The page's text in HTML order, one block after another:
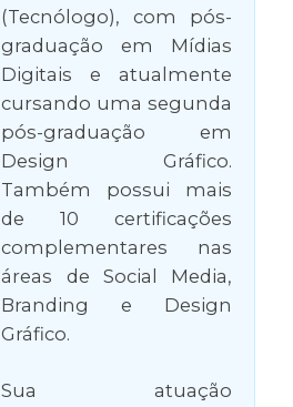
(Tecnólogo), com pós-
graduação em Mídias
Digitais e atualmente
cursando uma segunda
pós-graduação em
Design Gráfico.
Também possui mais
de 10 certificações
complementares nas
áreas de Social Media,
Branding e Design
Gráfico.
Sua atuação